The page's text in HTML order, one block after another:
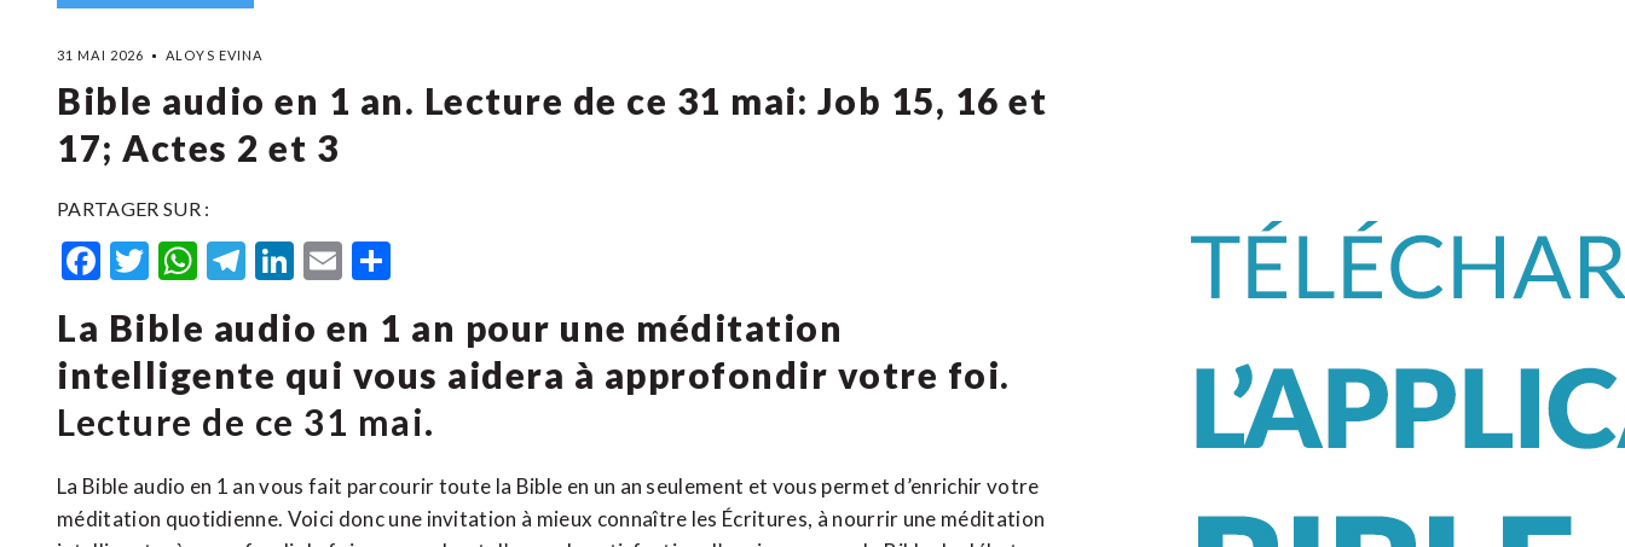
31 MAI 2026 ALOYS EVINA
Bible audio en 1 an. Lecture de ce 31 mai: Job 15, 16 et
17; Actes 2 et 3
PARTAGER SUR :
Facebook
Twitter
WhatsApp
Telegram
LinkedIn
Email
La Bible audio en 1 an pour une méditation
intelligente qui vous aidera à approfondir votre foi.
Lecture de ce 31 mai.
La Bible audio en 1 an vous fait parcourir toute la Bible en un an seulement et vous permet d’enrichir votre
méditation quotidienne. Voici donc une invitation à mieux connaître les Écritures, à nourrir une méditation